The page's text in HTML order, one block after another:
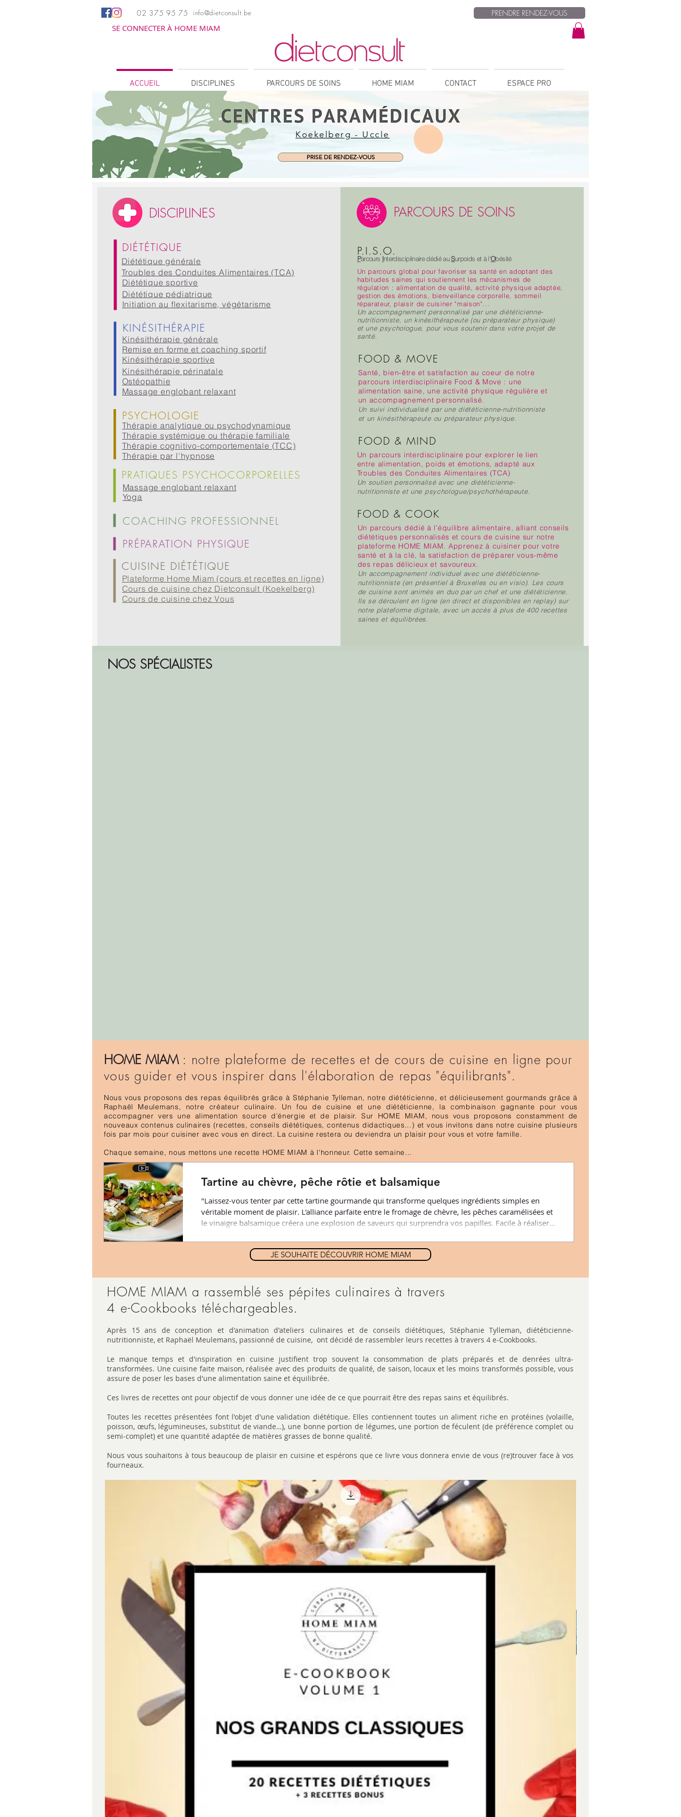
02 375 95 75 info@dietconsult.be PRENDRE RENDEZ-VOUS
SE CONNECTER À HOME MIAM
ACCUEIL DISCIPLINES PARCOURS DE SOINS HOME MIAM CONTACT ESPACE PRO
Koekelberg - Uccle
PRISE DE RENDEZ-VOUS
DISCIPLINES
DIÉTÉTIQUE
Diététique générale
Troubles des Conduites Alimentaires (TCA)
Diététique sportive
Diététique pédiatrique
Initiation au flexitarisme, végétarisme
Kinésithérapie générale
KINÉSITHÉRAPIE
Remise en forme et coaching sportif
Kinésithérapie sportive
Kinésithérapie périnatale
Ostéopathie
Massage englobant relaxant
Thérapie analytique ou psychodynamique
PSYCHOLOGIE
Thérapie systémique ou thérapie familiale
Thérapie cognitivo-comportementale (TCC)
Thérapie par l'hypnose
PRATIQUES PSYCHOCORPORELLES
Massage englobant relaxant
Yoga
COACHING PROFESSIONNEL
PRÉPARATION PHYSIQUE
CUISINE DIÉTÉTIQUE
Plateforme Home Miam (cours et recettes en ligne)
Cours de cuisine chez Dietconsult (Koekelberg)
Cours de cuisine chez Vous
PARCOURS DE SOINS
Parcours Interdisciplinaire dédié auSurpoids et à l'Obésité
P.I.S.O.
Un parcoursglobal pour favoriser sa santé en adoptant des
habitudes saines qui soutiennent les mécanismes de
régulation : alimentation de qualité, activité physique adaptée,
gestion des émotions, bienveillance corporelle, sommeil
réparateur, plaisir de cuisiner "maison"...
Un accompagnement personnalisé par une diététicienne-
nutritionniste, un kinésithérapeute (ou préparateur physique)
et une psychologue, pour vous soutenir dans votre projet de
santé.
FOOD & MOVE
Santé, bien-être et satisfaction au coeur de notre
parcours interdisciplinaire Food & Move : une
alimentation saine, une activité physique régulière et
un accompagnement personnalisé.
Un suivi individualisé par une diététicienne-nutritionniste
et un kinésithérapeute ou préparateur physique.
FOOD & MIND
Un parcours interdisciplinaire pour explorer le lien
entre alimentation, poids et émotions, adapté aux
Troubles des Conduites Alimentaires (TCA)
Un soutien personnalisé avec une diététicienne-
nutritionniste et une psychologue/psychothérapeute.
FOOD & COOK
Un parcours dédié à l’équilibre alimentaire, alliant conseils
diététiques personnalisés et cours de cuisine sur notre
plateforme HOME MIAM. Apprenez à cuisiner pour votre
santé et à la clé, la satisfaction de préparer vous-même
des repas délicieux et savoureux.
Un accompagnement individuel avec une diététicienne-
nutritionniste (en présentiel à Bruxelles ou en visio). Les cours
de cuisine sont animés en duo par un chef et une diététicienne.
Ils se déroulent en ligne (en direct et disponibles en replay) sur
notre plateforme digitale, avec un accès à plus de 400 recettes
saines et équilibrées.
NOS SPÉCIALISTES
HOME MIAM: notre plateforme de recettes et de cours de cuisine en ligne pour
vous guider et vous inspirer dans l'élaboration de repas "équilibrants".
Nous vous proposons des repas équilibrés grâce à Stéphanie Tylleman, notre diététicienne, et délicieusement gourmands grâce à
Raphaël Meulemans, notre créateur culinaire. Un fou de cuisine et une diététicienne, la combinaison gagnante pour vous
accompagner vers une alimentation source d'énergie et de plaisir. Sur HOME MIAM, nous vous proposons constamment de
nouveaux contenus culinaires (recettes, conseils diététiques, contenus didactiques...) et vous invitons dans notre cuisine plusieurs
fois par mois pour cuisiner avec vous en direct. La cuisine restera ou deviendra un plaisir pour vous et votre famille.
Chaque semaine, nous mettons une recette HOME MIAM à l'honneur. Cette semaine...
Tartine au chèvre, pêche rôtie et balsamique
"Laissez-vous tenter par cette tartine gourmande qui transforme quelques ingrédients simples en
véritable moment de plaisir. L'alliance parfaite entre le fromage de chèvre, les pêches caramélisées et
le vinaigre balsamique créera une explosion de saveurs qui surprendra vos papilles. Facile à réaliser,
JE SOUHAITE DÉCOUVRIR HOME MIAM
HOME MIAM a rassemblé ses pépites culinaires à travers
4 e-Cookbooks téléchargeables.
Après 15 ans de conception et d'animation d'ateliers culinaires et de conseils diététiques, Stéphanie Tylleman, diététicienne-
nutritionniste, et Raphaël Meulemans, passionné de cuisine, ont décidé de rassembler leurs recettes à travers 4 e-Cookbooks.
Le manque temps et d'inspiration en cuisine justifient trop souvent la consommation de plats préparés et de denrées ultra-
transformées. Une cuisine faite maison, réalisée avec des produits de qualité, de saison, locaux et les moins transformés possible, vous
assure de poser les bases d'une alimentation saine et équilibrée.
Ces livres de recettes ont pour objectif de vous donner une idée de ce que pourrait être des repas sains et équilibrés.
Toutes les recettes présentées font l'objet d'une validation diététique. Elles contiennent toutes un aliment riche en protéines (volaille,
poisson, œufs, légumineuses, substitut de viande…), une bonne portion de légumes, une portion de féculent (de préférence complet ou
semi-complet) et une quantité adaptée de matières grasses de bonne qualité.
Nous vous souhaitons à tous beaucoup de plaisir en cuisine et espérons que ce livre vous donnera envie de vous (re)trouver face à vos
fourneaux.